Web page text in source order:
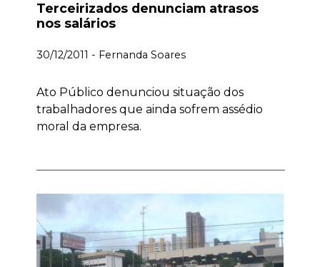
Terceirizados denunciam atrasos
nos salários
30/12/2011 - Fernanda Soares
Ato Público denunciou situação dos
trabalhadores que ainda sofrem assédio
moral da empresa.